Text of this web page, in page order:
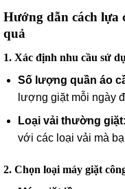
Hướng dẫn cách lựa
quả
1. Xác định nhu cầu sử
Số lượng quần áo
lượng giặt mỗi ngày
Loại vải thường giặt
với các loại vải mà
2. Chọn loại máy giặt